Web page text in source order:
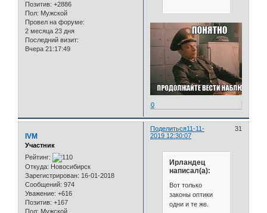
Позитив: +2886
Пол: Мужской
Провел на форуме:
2 месяца 23 дня
Последний визит:
Вчера 21:17:49
0
Поделиться 31
11-11-
2019 12:30:07
IVM
Участник
Рейтинг:
Откуда: Новосибирск
Зарегистрирован: 16-01-2018
Сообщений: 974
Уважение: +616
Позитив: +167
Пол: Мужской
Ирландец
написал(а):
Вот только
законы оптики
одни и те же.